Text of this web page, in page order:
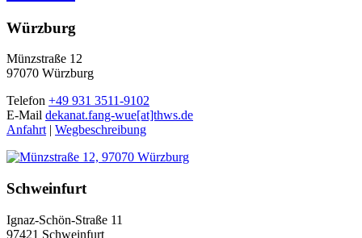
Würzburg
Münzstraße 12
97070 Würzburg
Telefon +49 931 3511-9102
E-Mail dekanat.fang-wue[at]thws.de
Anfahrt | Wegbeschreibung
Schweinfurt
Ignaz-Schön-Straße 11
97421 Schweinfurt